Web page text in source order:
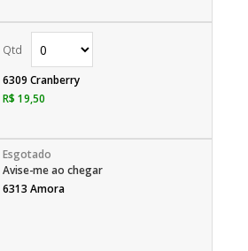
6309 Cranberry
R$ 19,50
Avise-me ao chegar
6313 Amora